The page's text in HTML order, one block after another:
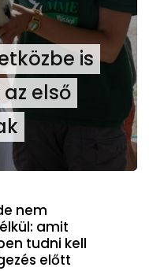
is
első
nem
amit
tudni kell
előtt